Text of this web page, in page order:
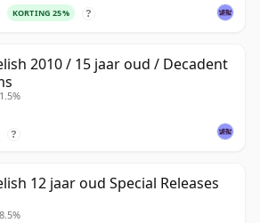
KORTING 25% ?
2010 / 15 jaar oud / Decadent
?
12 jaar oud Special Releases